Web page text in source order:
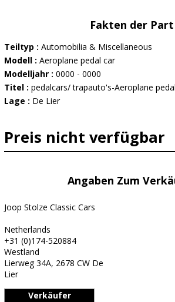
Fakten der Part
Teiltyp : Automobilia & Miscellaneous
Modell : Aeroplane pedal car
Modelljahr : 0000 - 0000
Titel : pedalcars/ trapauto's-Aeroplane
Lage : De Lier
Preis nicht verfügbar
Angaben Zum
Joop Stolze Classic Cars
Netherlands
+31 (0)174-520884
Westland
Lierweg 34A, 2678 CW De
Lier
Verkäufer